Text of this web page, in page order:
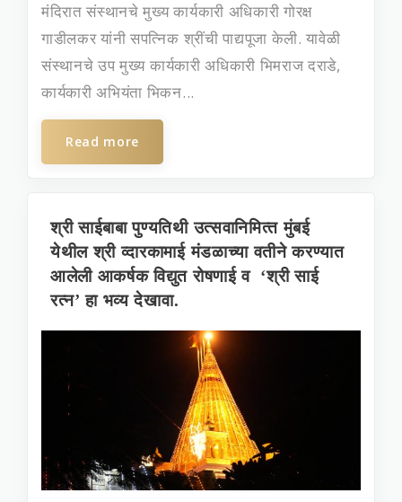
मंदिरात संस्थानचे मुख्‍य कार्यकारी अधिकारी गोरक्ष
गाडीलकर यांनी सपत्निक श्रींची पाद्यपूजा केली. यावेळी
संस्थानचे उप मुख्‍य कार्यकारी अधिकारी भिमराज दराडे,
कार्यकारी अभियंता भिकन...
Read more
श्री साईबाबा पुण्‍यतिथी उत्‍सवानिमित्‍त मुंबई
येथील श्री व्‍दारकामाई मंडळाच्‍या वतीने करण्‍यात
आलेली आकर्षक विद्युत रोषणाई व ‘श्री साई
रत्‍न’ हा भव्‍य देखावा.